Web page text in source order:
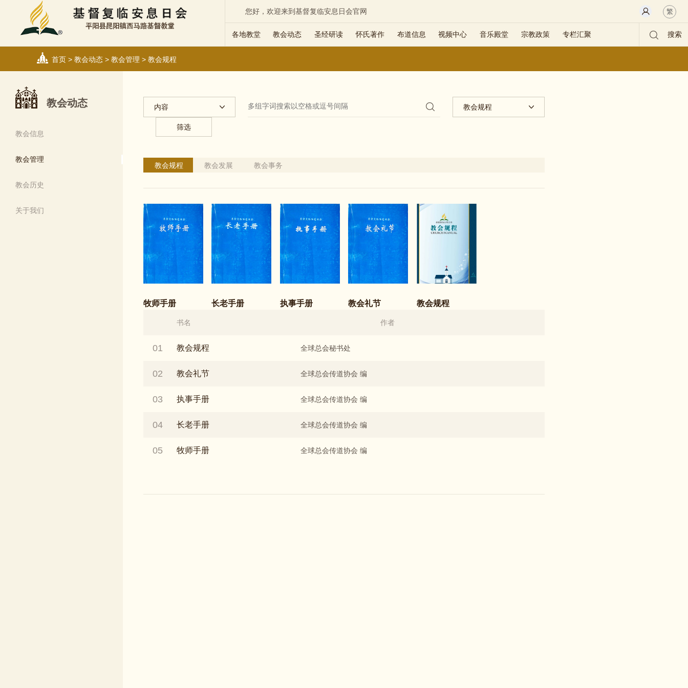
您好，欢迎来到基督复临安息日会官网 繁
各地教堂 教会动态 圣经研读 怀氏著作 布道信息 视频中心 音乐殿堂 宗教政策 专栏汇聚 搜索
首页> 教会动态> 教会管理 > 教会规程
教会动态
教会信息
教会管理
教会历史
关于我们
内容 教会规程
筛选
教会规程 教会发展 教会事务
牧师手册 长老手册 执事手册 教会礼节 教会规程
书名 作者
01 教会规程 全球总会秘书处
02 教会礼节 全球总会传道协会 编
03 执事手册 全球总会传道协会 编
04 长老手册 全球总会传道协会 编
05 牧师手册 全球总会传道协会 编